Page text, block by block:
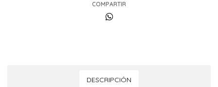
COMPARTIR
DESCRIPCIÓN